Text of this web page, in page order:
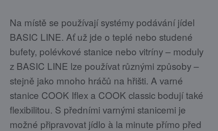
Na místě se používají systémy podávání jídel
BASIC LINE. Ať už jde o teplé nebo studené
bufety, polévkové stanice nebo vitríny – moduly
z BASIC LINE lze používat různými způsoby –
stejně jako mnoho hráčů na hřišti. A varné
stanice COOK Iflex a COOK classic bodují také
flexibilitou. S předními varnými stanicemi je
možné připravovat jídlo à la minute přímo před